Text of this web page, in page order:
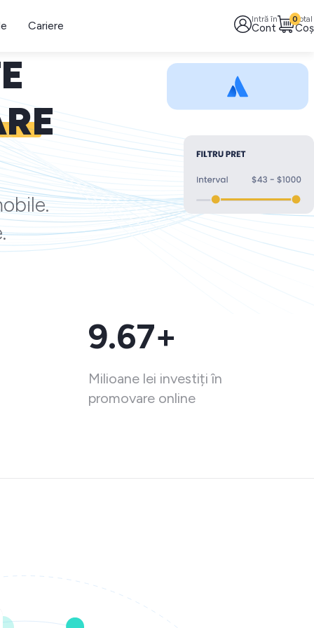
Cariere Intră în
Cont
Total
Coș
0
9.67+
Milioane lei investiți în
promovare online